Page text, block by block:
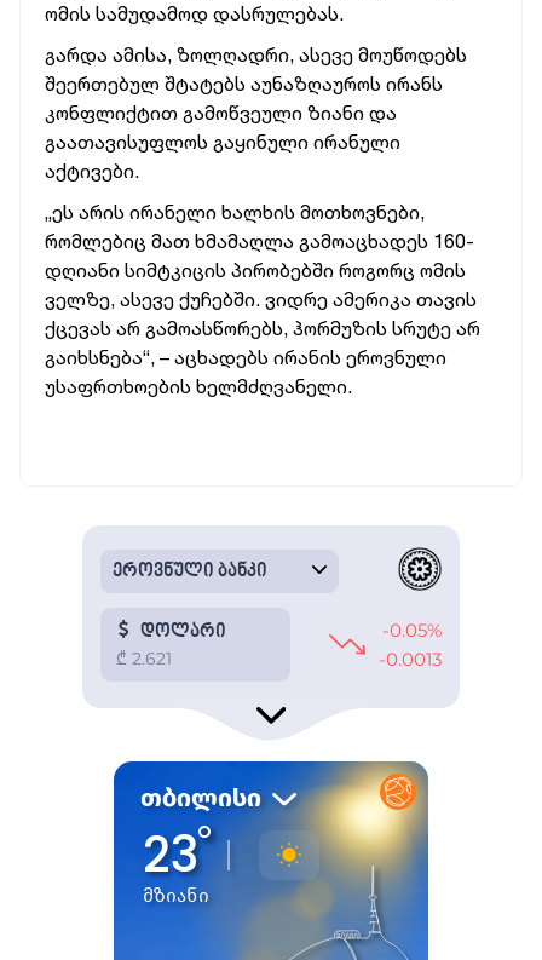
ომის სამუდამოდ დასრულებას.
გარდა ამისა, ზოლღადრი, ასევე მოუწოდებს
შეერთებულ შტატებს აუნაზღაუროს ირანს
კონფლიქტით გამოწვეული ზიანი და
გაათავისუფლოს გაყინული ირანული
აქტივები.
„ეს არის ირანელი ხალხის მოთხოვნები,
რომლებიც მათ ხმამაღლა გამოაცხადეს 160-
დღიანი სიმტკიცის პირობებში როგორც ომის
ველზე, ასევე ქუჩებში. ვიდრე ამერიკა თავის
ქცევას არ გამოასწორებს, ჰორმუზის სრუტე არ
გაიხსნება“, – აცხადებს ირანის ეროვნული
უსაფრთხოების ხელმძღვანელი.